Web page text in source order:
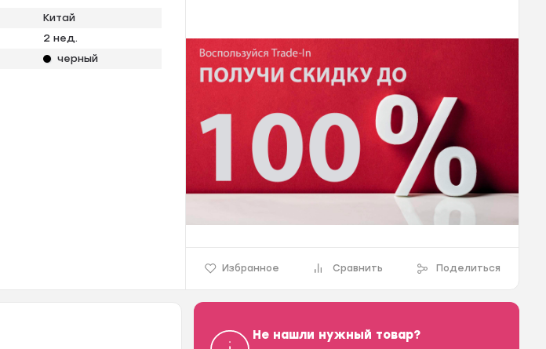
Китай
2 нед.
черный
Избранное Сравнить Поделиться
Не нашли нужный товар?